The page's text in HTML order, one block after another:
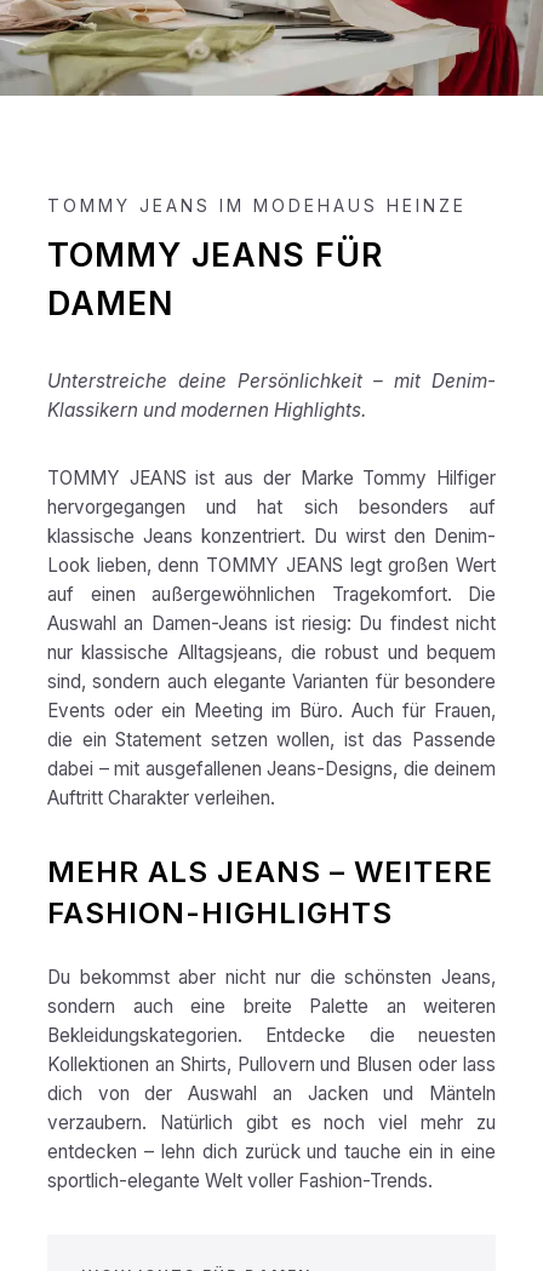
TOMMY JEANS IM MODEHAUS HEINZE
TOMMY JEANS FÜR
DAMEN
Unterstreiche deine Persönlichkeit – mit Denim-
Klassikern und modernen Highlights.
TOMMY JEANS ist aus der Marke Tommy Hilfiger
hervorgegangen und hat sich besonders auf
klassische Jeans konzentriert. Du wirst den Denim-
Look lieben, denn TOMMY JEANS legt großen Wert
auf einen außergewöhnlichen Tragekomfort. Die
Auswahl an Damen-Jeans ist riesig: Du findest nicht
nur klassische Alltagsjeans, die robust und bequem
sind, sondern auch elegante Varianten für besondere
Events oder ein Meeting im Büro. Auch für Frauen,
die ein Statement setzen wollen, ist das Passende
dabei – mit ausgefallenen Jeans-Designs, die deinem
Auftritt Charakter verleihen.
MEHR ALS JEANS – WEITERE
FASHION-HIGHLIGHTS
Du bekommst aber nicht nur die schönsten Jeans,
sondern auch eine breite Palette an weiteren
Bekleidungskategorien. Entdecke die neuesten
Kollektionen an Shirts, Pullovern und Blusen oder lass
dich von der Auswahl an Jacken und Mänteln
verzaubern. Natürlich gibt es noch viel mehr zu
entdecken – lehn dich zurück und tauche ein in eine
sportlich-elegante Welt voller Fashion-Trends.